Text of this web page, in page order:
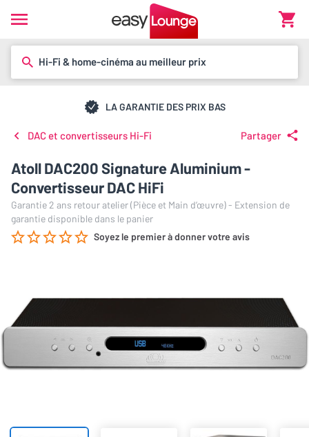
Hi-Fi & home-cinéma au meilleur prix
LA GARANTIE DES PRIX BAS
DAC et convertisseurs Hi-Fi Partager
Atoll DAC200 Signature Aluminium -
Convertisseur DAC HiFi
Garantie 2 ans retour atelier (Pièce et Main d’œuvre) - Extension de
garantie disponible dans le panier
Soyez le premier à donner votre avis